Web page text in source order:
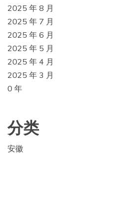
2025 年 8 月
2025 年 7 月
2025 年 6 月
2025 年 5 月
2025 年 4 月
2025 年 3 月
0 年
分类
安徽